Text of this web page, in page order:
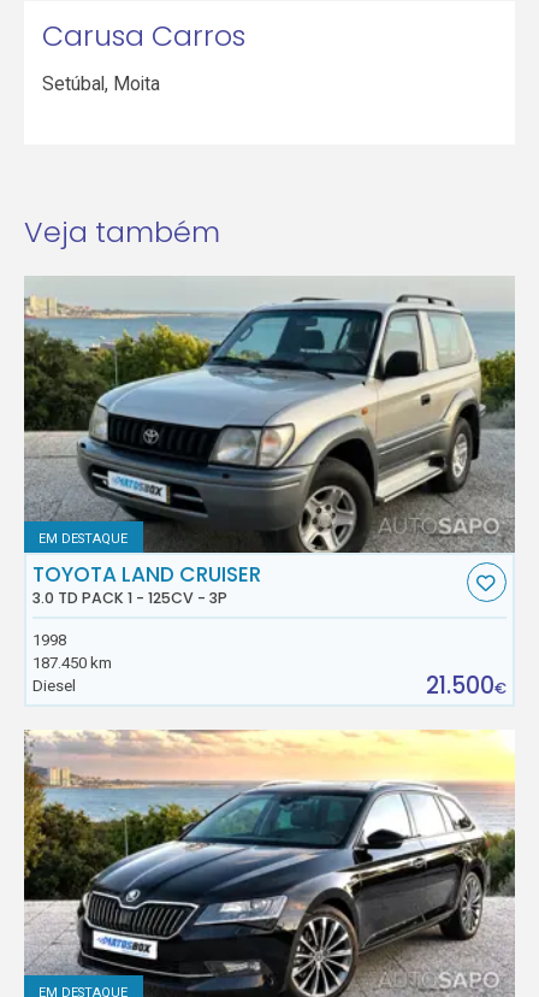
Carusa Carros
Setúbal, Moita
Veja também
EM DESTAQUE
TOYOTA LAND CRUISER
3.0 TD PACK 1 - 125CV - 3P
1998
187.450 km
Diesel
21.500€
EM DESTAQUE